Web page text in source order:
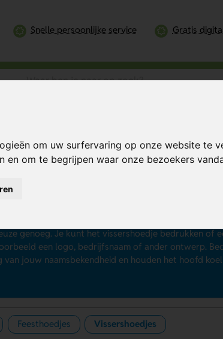
om uw surfervaring op onze website te
om te begrijpen waar onze bezoekers
Snelle persoonlijke service Gratis
bedrukken
dag in de zomer reclame maken? Laat dan een
genoeg. Je kunt het vissershoedje bedrukken of
een logo, bedrijfsnaam of ander ontwerp.
van jouw naamsbekendheid en houden het hoofd
Feesthoedjes Vissershoedjes